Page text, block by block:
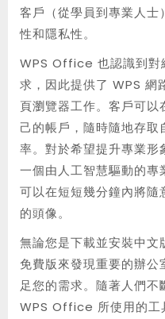
客戶（從學員到專業人士
性和隱私性。
WPS Office 也認識到對
求，因此提供了 WPS 網
頁瀏覽器工作。客戶可以
己的帳戶，隨時隨地存
率。對於希望提升專業
一個由人工智慧驅動的
可以在短短幾分鐘內將
的頭像。
無論您是下載並安裝中
免費版來發現重要的辦
足您的需求。隨著人們不
WPS Office 所使用的工